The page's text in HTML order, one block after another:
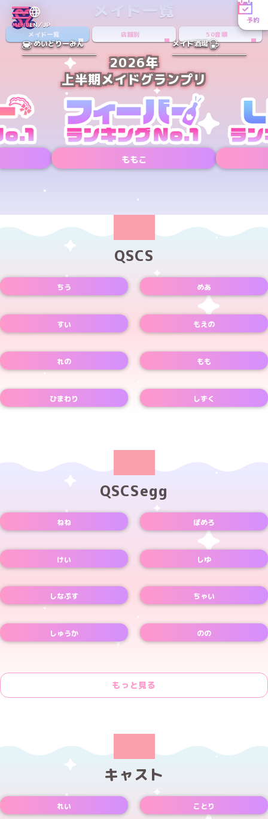
MENUEN／JP
予約
めいどりーみん メイド酒場
メイド一覧
メイド一覧 店舗別 50音順
2026年
上半期メイドグランプリ
ももこ
QSCS
ちう
めあ
すい
もえの
れの
もも
ひまわり
しずく
QSCSegg
ねね
ぽめろ
けい
しゆ
しなぷす
ちゃい
しゅうか
のの
もっと見る
キャスト
れい
ことり